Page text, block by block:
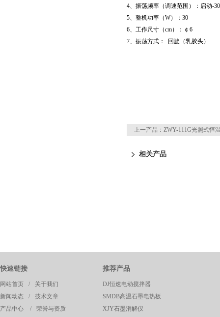
4、振荡频率（调速范围）：启动-
5、整机功率（W）：30
6、工作尺寸（cm）：￠6
7、振荡方式： 回旋（乳胶头）
上一产品： ZWY-111G光照式恒
相关产品
快速链接
网站首页 /
关于我们
新闻动态
/
技术文章
产品中心
/
荣誉与资质
推荐产品
DJ恒速电动搅拌器
SMDB高温石墨电热板
XJY石墨消解仪